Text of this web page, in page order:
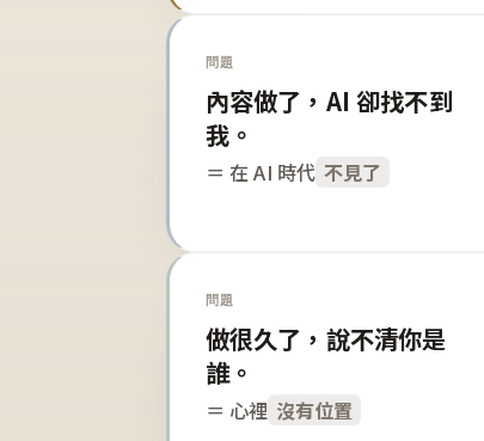
問題
內容做了，AI 卻找不到
我。
＝ 在 AI 時代 不見了
問題
做很久了，說不清你是
誰。
＝ 心裡 沒有位置